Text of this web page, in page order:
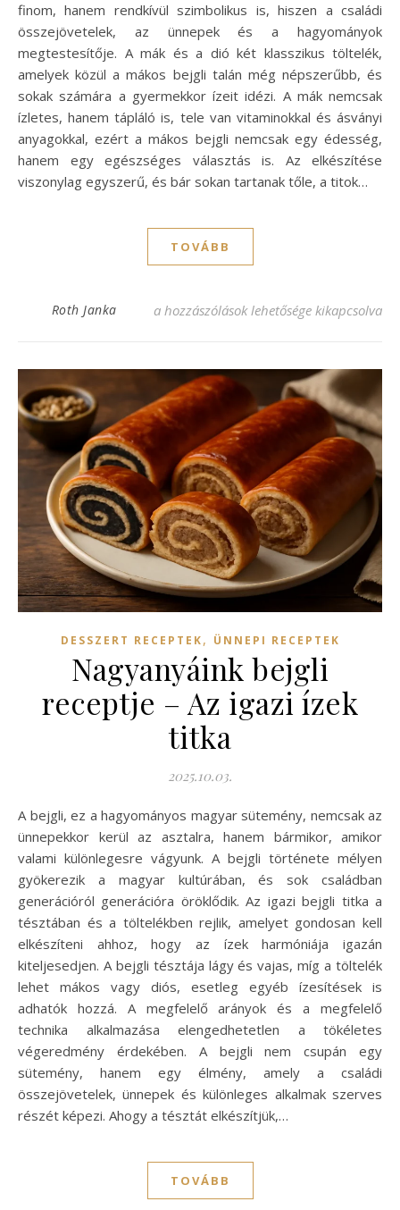
finom, hanem rendkívül szimbolikus is, hiszen a családi
összejövetelek, az ünnepek és a hagyományok
megtestesítője. A mák és a dió két klasszikus töltelék,
amelyek közül a mákos bejgli talán még népszerűbb, és
sokak számára a gyermekkor ízeit idézi. A mák nemcsak
ízletes, hanem tápláló is, tele van vitaminokkal és ásványi
anyagokkal, ezért a mákos bejgli nemcsak egy édesség,
hanem egy egészséges választás is. Az elkészítése
viszonylag egyszerű, és bár sokan tartanak tőle, a titok…
TOVÁBB
Roth Janka Mákos bejgli recept – Hagyományos ízek
a hozzászólások lehetősége kikapcsolva
DESSZERT RECEPTEK, ÜNNEPI RECEPTEK
Nagyanyáink bejgli
receptje – Az igazi ízek
titka
2025.10.03.
A bejgli, ez a hagyományos magyar sütemény, nemcsak az
ünnepekkor kerül az asztalra, hanem bármikor, amikor
valami különlegesre vágyunk. A bejgli története mélyen
gyökerezik a magyar kultúrában, és sok családban
generációról generációra öröklődik. Az igazi bejgli titka a
tésztában és a töltelékben rejlik, amelyet gondosan kell
elkészíteni ahhoz, hogy az ízek harmóniája igazán
kiteljesedjen. A bejgli tésztája lágy és vajas, míg a töltelék
lehet mákos vagy diós, esetleg egyéb ízesítések is
adhatók hozzá. A megfelelő arányok és a megfelelő
technika alkalmazása elengedhetetlen a tökéletes
végeredmény érdekében. A bejgli nem csupán egy
sütemény, hanem egy élmény, amely a családi
összejövetelek, ünnepek és különleges alkalmak szerves
részét képezi. Ahogy a tésztát elkészítjük,…
TOVÁBB